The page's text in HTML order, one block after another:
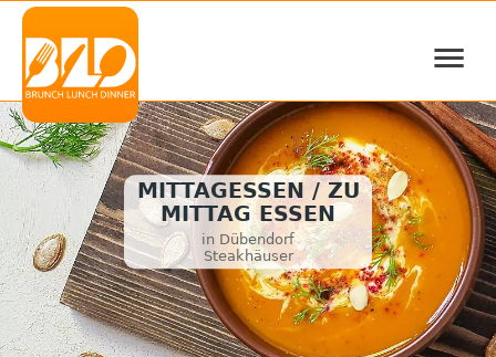
≡
MITTAGESSEN / ZU
MITTAG ESSEN
in Dübendorf
Steakhäuser